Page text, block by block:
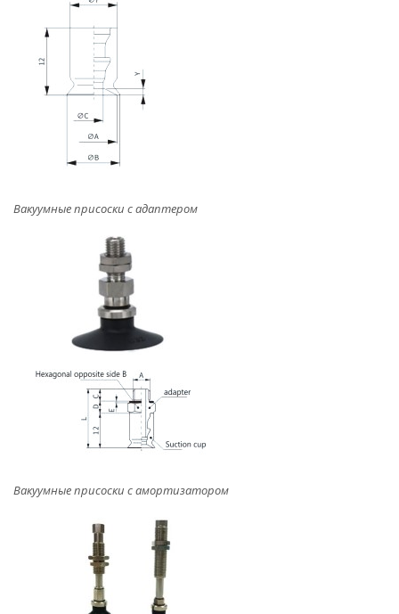
Вакуумные присоски с адаптером
Вакуумные присоски с амортизатором